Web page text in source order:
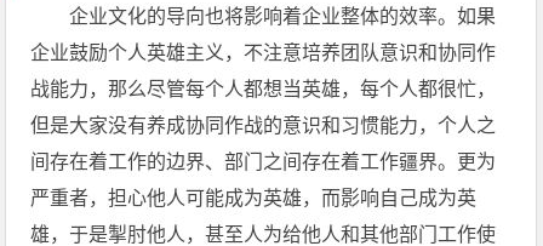
企业文化的导向也将影响着企业整体的效率。如果
企业鼓励个人英雄主义，不注意培养团队意识和协同作
战能力，那么尽管每个人都想当英雄，每个人都很忙，
但是大家没有养成协同作战的意识和习惯能力，个人之
间存在着工作的边界、部门之间存在着工作疆界。更为
严重者，担心他人可能成为英雄，而影响自己成为英
雄，于是掣肘他人，甚至人为给他人和其他部门工作使